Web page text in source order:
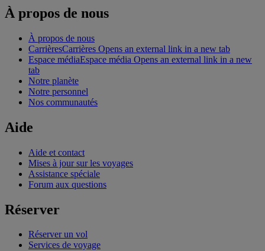
À propos de nous
À propos de nous
CarrièresCarrières Opens an external link in a new tab
Espace médiaEspace média Opens an external link in a new
tab
Notre planète
Notre personnel
Nos communautés
Aide
Aide et contact
Mises à jour sur les voyages
Assistance spéciale
Forum aux questions
Réserver
Réserver un vol
Services de voyage